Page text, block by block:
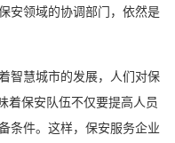
安领域的协调部门，依然是
智慧城市的发展，人们对保
着保安队伍不仅要提高人员
条件。这样，保安服务企业